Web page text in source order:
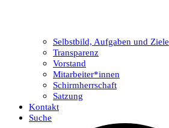
Selbstbild, Aufgaben und Ziele
Transparenz
Vorstand
Mitarbeiter*innen
Schirmherrschaft
Satzung
Kontakt
Suche